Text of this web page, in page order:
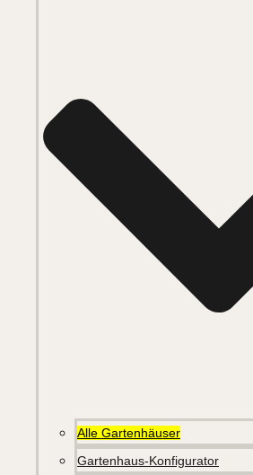
Alle Gartenhäuser
Gartenhaus-Konfigurator